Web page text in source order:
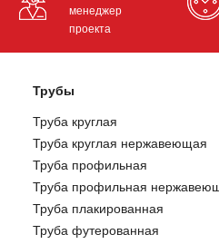
менеджер
проекта
Трубы
Труба круглая
Труба круглая нержавеющая
Труба профильная
Труба профильная
Труба плакированная
Труба футерованная